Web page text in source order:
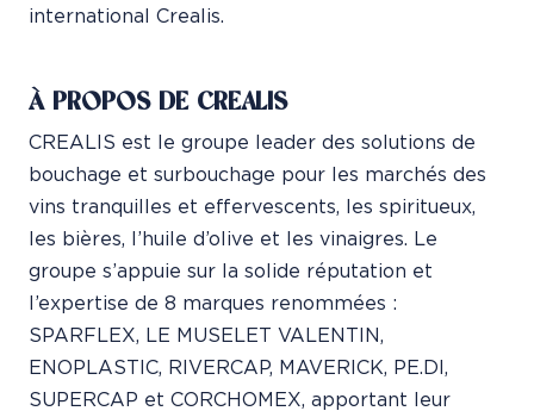
international Crealis.
À PROPOS DE CREALIS
CREALIS est le groupe leader des solutions de
bouchage et surbouchage pour les marchés des
vins tranquilles et effervescents, les spiritueux,
les bières, l’huile d’olive et les vinaigres. Le
groupe s’appuie sur la solide réputation et
l’expertise de 8 marques renommées :
SPARFLEX, LE MUSELET VALENTIN,
ENOPLASTIC, RIVERCAP, MAVERICK, PE.DI,
SUPERCAP et CORCHOMEX, apportant leur